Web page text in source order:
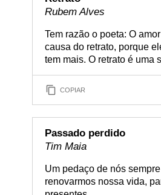
Rubem Alves
Tem razão o poeta: O
causa do retrato, porque
tem mais. O retrato é uma
COPIAR
Passado perdido
Tim Maia
Um pedaço de nós
renovarmos nossa vida,